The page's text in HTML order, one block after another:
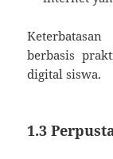
berbasis
digital siswa.
1.3